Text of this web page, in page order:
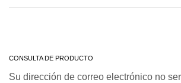
CONSULTA DE PRODUCTO
Su dirección de correo electrónico no